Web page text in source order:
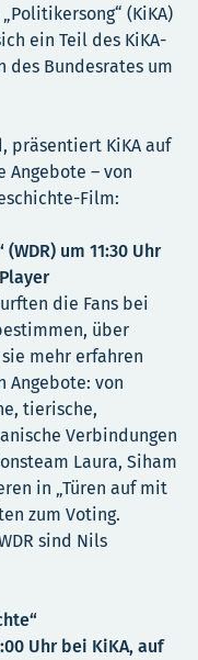
(KiKA)
ein Teil des KiKA-
des Bundesrates um
präsentiert KiKA auf
– von
Film:
um 11:30 Uhr
die Fans bei
über
mehr erfahren
Angebote: von
tierische,
Verbindungen
Laura, Siham
in „Türen auf mit
zum Voting.
sind Nils
Uhr bei KiKA, auf